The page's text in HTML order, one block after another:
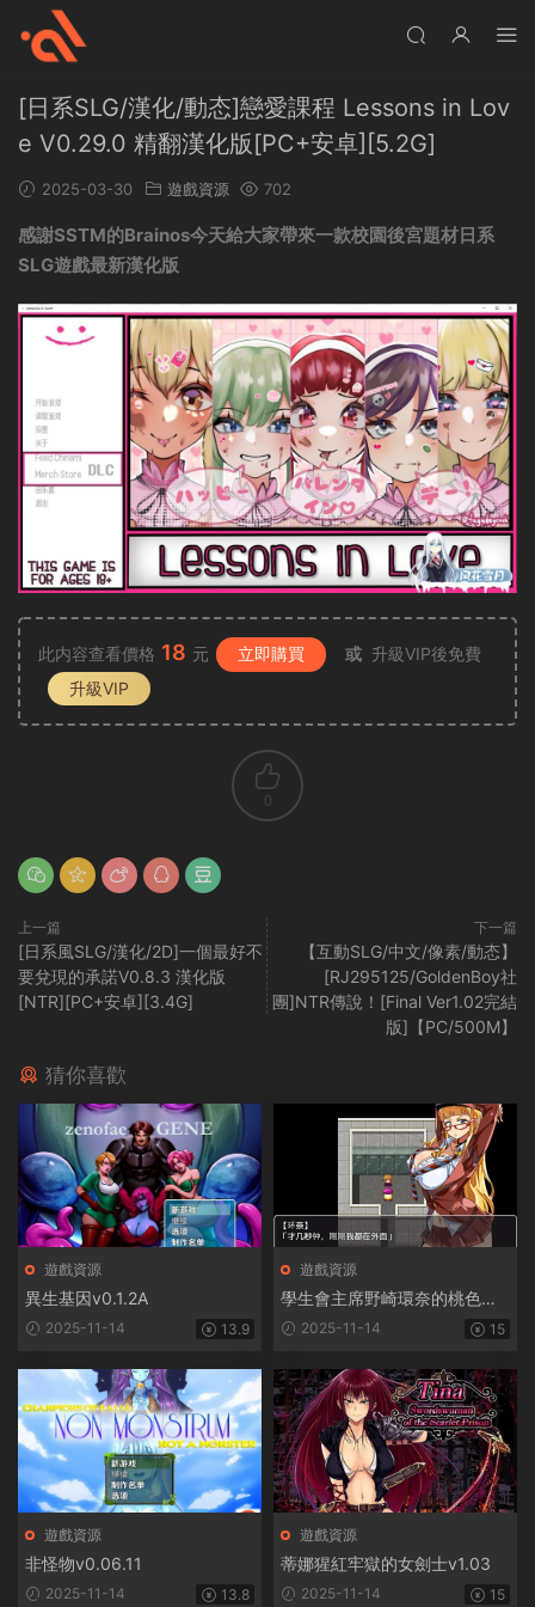
[日系SLG/漢化/動态]戀愛課程 Lessons in Lov
e V0.29.0 精翻漢化版[PC+安卓][5.2G]
2025-03-30 遊戲資源 702
感謝SSTM的Brainos今天給大家帶來一款校園後宮題材日系
SLG遊戲最新漢化版
此内容查看價格 18 元 立即購買 或 升級VIP後免費
升級VIP
0
上一篇
[日系風SLG/漢化/2D]一個最好不
要兌現的承諾V0.8.3 漢化版
[NTR][PC+安卓][3.4G]
下一篇
【互動SLG/中文/像素/動态】
[RJ295125/GoldenBoy社
團]NTR傳說！[Final Ver1.02完結
版]【PC/500M】
猜你喜歡
遊戲資源
異生基因v0.1.2A
2025-11-14 13.9
遊戲資源
學生會主席野崎環奈的桃色煩
惱 2025-11-14 15
遊戲資源
非怪物v0.06.11
2025-11-14 13.8
遊戲資源
蒂娜猩紅牢獄的女劍士v1.03
2025-11-14 15